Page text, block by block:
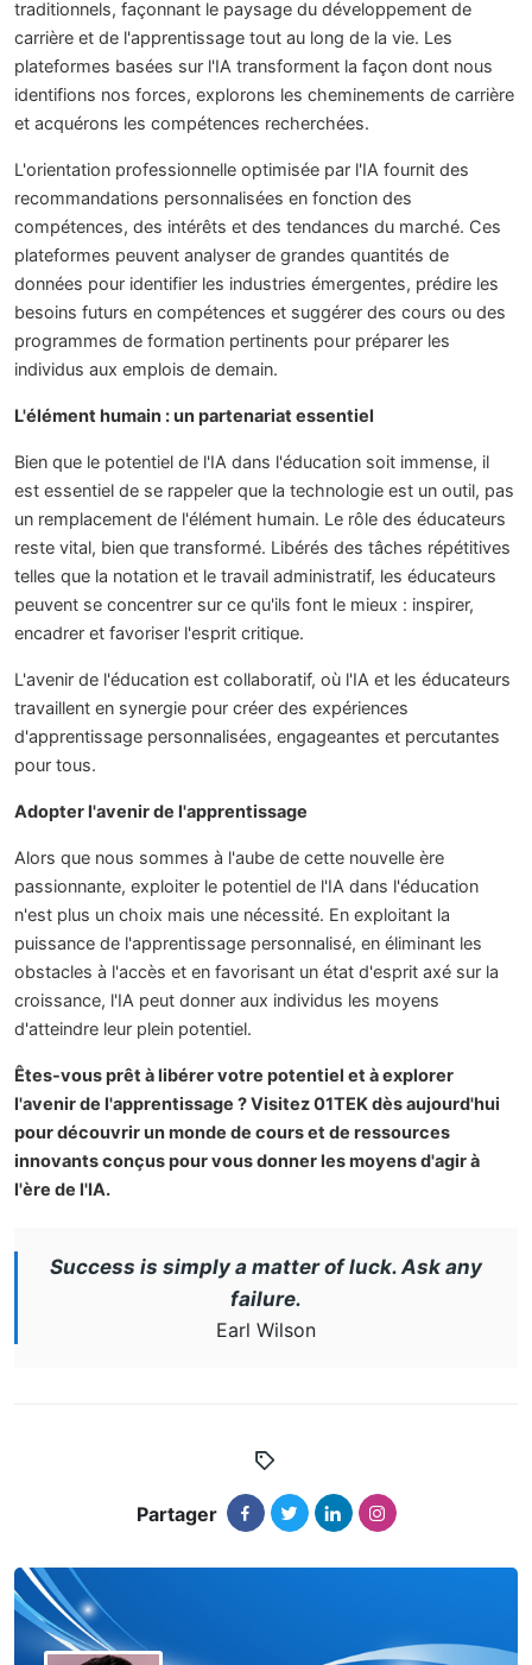
traditionnels, façonnant le paysage du développement de
carrière et de l'apprentissage tout au long de la vie. Les
plateformes basées sur l'IA transforment la façon dont nous
identifions nos forces, explorons les cheminements de carrière
et acquérons les compétences recherchées.
L'orientation professionnelle optimisée par l'IA fournit des
recommandations personnalisées en fonction des
compétences, des intérêts et des tendances du marché. Ces
plateformes peuvent analyser de grandes quantités de
données pour identifier les industries émergentes, prédire les
besoins futurs en compétences et suggérer des cours ou des
programmes de formation pertinents pour préparer les
individus aux emplois de demain.
L'élément humain : un partenariat essentiel
Bien que le potentiel de l'IA dans l'éducation soit immense, il
est essentiel de se rappeler que la technologie est un outil, pas
un remplacement de l'élément humain. Le rôle des éducateurs
reste vital, bien que transformé. Libérés des tâches répétitives
telles que la notation et le travail administratif, les éducateurs
peuvent se concentrer sur ce qu'ils font le mieux : inspirer,
encadrer et favoriser l'esprit critique.
L'avenir de l'éducation est collaboratif, où l'IA et les éducateurs
travaillent en synergie pour créer des expériences
d'apprentissage personnalisées, engageantes et percutantes
pour tous.
Adopter l'avenir de l'apprentissage
Alors que nous sommes à l'aube de cette nouvelle ère
passionnante, exploiter le potentiel de l'IA dans l'éducation
n'est plus un choix mais une nécessité. En exploitant la
puissance de l'apprentissage personnalisé, en éliminant les
obstacles à l'accès et en favorisant un état d'esprit axé sur la
croissance, l'IA peut donner aux individus les moyens
d'atteindre leur plein potentiel.
Êtes-vous prêt à libérer votre potentiel et à explorer
l'avenir de l'apprentissage ? Visitez 01TEK dès aujourd'hui
pour découvrir un monde de cours et de ressources
innovants conçus pour vous donner les moyens d'agir à
l'ère de l'IA.
Success is simply a matter of luck. Ask any
failure.
Earl Wilson
Partager